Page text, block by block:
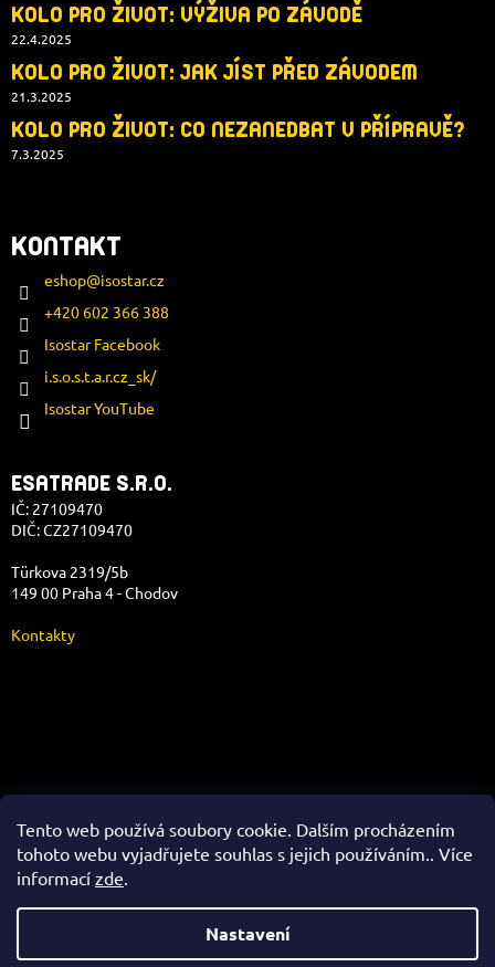
Tento web používá soubory cookie. Dalším procházením
tohoto webu vyjadřujete souhlas s jejich používáním.. Více
informací zde.
Nastavení
KOLO PRO ŽIVOT: VÝŽIVA PO ZÁVODĚ
22.4.2025
KOLO PRO ŽIVOT: JAK JÍST PŘED ZÁVODEM
21.3.2025
KOLO PRO ŽIVOT: CO NEZANEDBAT V PŘÍPRAVĚ?
7.3.2025
KONTAKT
eshop@isostar.cz
+420 602 366 388
Isostar Facebook
i.s.o.s.t.a.r.cz_sk/
Isostar YouTube
ESATRADE S.R.O.
IČ: 27109470
DIČ: CZ27109470
Türkova 2319/5b
149 00 Praha 4 - Chodov
Kontakty